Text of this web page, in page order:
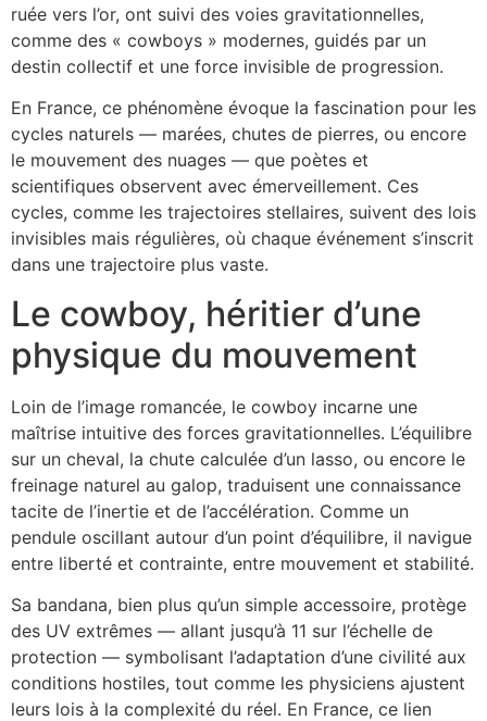
ruée vers l’or, ont suivi des voies gravitationnelles,
comme des « cowboys » modernes, guidés par un
destin collectif et une force invisible de progression.
En France, ce phénomène évoque la fascination pour les
cycles naturels — marées, chutes de pierres, ou encore
le mouvement des nuages — que poètes et
scientifiques observent avec émerveillement. Ces
cycles, comme les trajectoires stellaires, suivent des lois
invisibles mais régulières, où chaque événement s’inscrit
dans une trajectoire plus vaste.
Le cowboy, héritier d’une
physique du mouvement
Loin de l’image romancée, le cowboy incarne une
maîtrise intuitive des forces gravitationnelles. L’équilibre
sur un cheval, la chute calculée d’un lasso, ou encore le
freinage naturel au galop, traduisent une connaissance
tacite de l’inertie et de l’accélération. Comme un
pendule oscillant autour d’un point d’équilibre, il navigue
entre liberté et contrainte, entre mouvement et stabilité.
Sa bandana, bien plus qu’un simple accessoire, protège
des UV extrêmes — allant jusqu’à 11 sur l’échelle de
protection — symbolisant l’adaptation d’une civilité aux
conditions hostiles, tout comme les physiciens ajustent
leurs lois à la complexité du réel. En France, ce lien